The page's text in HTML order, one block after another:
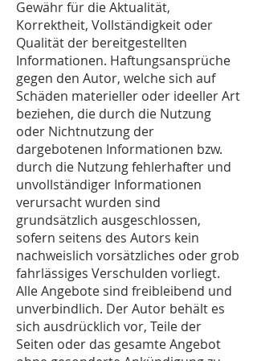
Gewähr für die Aktualität,
Korrektheit, Vollständigkeit oder
Qualität der bereitgestellten
Informationen. Haftungsansprüche
gegen den Autor, welche sich auf
Schäden materieller oder ideeller Art
beziehen, die durch die Nutzung
oder Nichtnutzung der
dargebotenen Informationen bzw.
durch die Nutzung fehlerhafter und
unvollständiger Informationen
verursacht wurden sind
grundsätzlich ausgeschlossen,
sofern seitens des Autors kein
nachweislich vorsätzliches oder grob
fahrlässiges Verschulden vorliegt.
Alle Angebote sind freibleibend und
unverbindlich. Der Autor behält es
sich ausdrücklich vor, Teile der
Seiten oder das gesamte Angebot